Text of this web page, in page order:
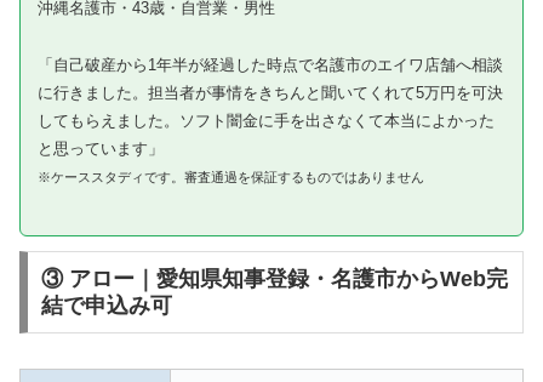
沖縄名護市・43歳・自営業・男性
「自己破産から1年半が経過した時点で名護市のエイワ店舗へ相談
に行きました。担当者が事情をきちんと聞いてくれて5万円を可決
してもらえました。ソフト闇金に手を出さなくて本当によかった
と思っています」
※ケーススタディです。審査通過を保証するものではありません
③ アロー｜愛知県知事登録・名護市からWeb完
結で申込み可